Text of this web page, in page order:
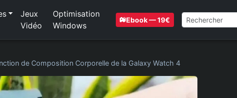
Jeux
Vidéo
Optimisation
Windows
Ebook — 19€
de Composition Corporelle de la Galaxy Watch 4